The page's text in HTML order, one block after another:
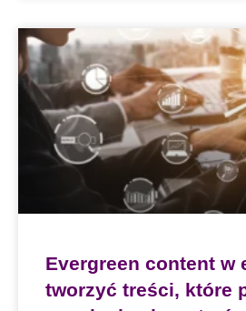
Evergreen content w
tworzyć treści, które